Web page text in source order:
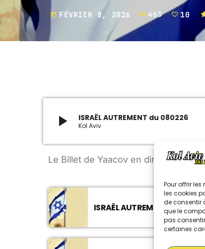
Pour offrir
les cookies
de consentir
que le
pas
certaines
today FÉVRIER 8, 2026 463 10
play_arrow ISRAËL AUTREMENT du 080226
Kol Aviv
Le Billet de Yaacov en direct de
ISRAËL AUTREMENT DU